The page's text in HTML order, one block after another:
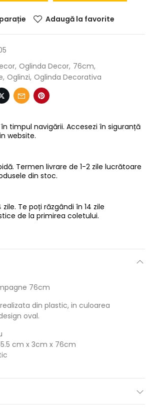
Adaugă la favorite
Oglinda Decor 76cm
Oglinzi Oglinda Decorativa
timpul navigării. Accesezi în siguranță
website.
Termen livrare de 1-2 zile lucrătoare
din stoc.
zile. Te poți răzgândi în 14 zile
de la primirea coletului.
76cm
din plastic, in culoarea
oval.
cm x 3cm x 76cm